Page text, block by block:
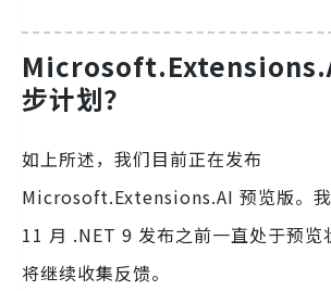
步计划？
如上所述，我们目前正在发布
Microsoft.Extensions.AI 预览版。
11 月 .NET 9 发布之前一直处于预览
将继续收集反馈。